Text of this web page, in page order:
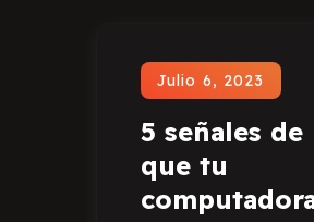
Julio 6, 2023
5 señales de
que tu